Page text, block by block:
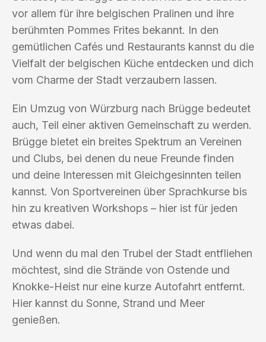
vor allem für ihre belgischen Pralinen und ihre
berühmten Pommes Frites bekannt. In den
gemütlichen Cafés und Restaurants kannst du die
Vielfalt der belgischen Küche entdecken und dich
vom Charme der Stadt verzaubern lassen.
Ein Umzug von Würzburg nach Brügge bedeutet
auch, Teil einer aktiven Gemeinschaft zu werden.
Brügge bietet ein breites Spektrum an Vereinen
und Clubs, bei denen du neue Freunde finden
und deine Interessen mit Gleichgesinnten teilen
kannst. Von Sportvereinen über Sprachkurse bis
hin zu kreativen Workshops – hier ist für jeden
etwas dabei.
Und wenn du mal den Trubel der Stadt entfliehen
möchtest, sind die Strände von Ostende und
Knokke-Heist nur eine kurze Autofahrt entfernt.
Hier kannst du Sonne, Strand und Meer
genießen.